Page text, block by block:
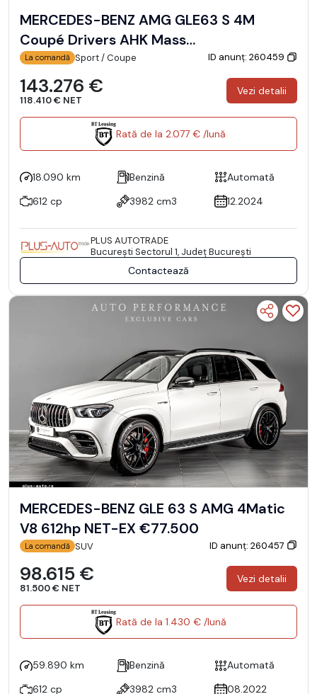
MERCEDES-BENZ AMG GLE63 S 4M
Coupé Drivers AHK Mass…
La comandă Sport / Coupe ID anunț: 260459
143.276 €
118.410 € NET
Vezi detalii
Rată de la 2.077 € /lună
18.090 km Benzină
Automată
612 cp
3982 cm3 12.2024
PLUS AUTOTRADE
Bucureşti Sectorul 1, Județ București
Contactează
MERCEDES-BENZ GLE 63 S AMG 4Matic
V8 612hp NET-EX €77.500
La comandă SUV ID anunț: 260457
98.615 €
81.500 € NET
Vezi detalii
Rată de la 1.430 € /lună
59.890 km Benzină
Automată
612 cp
3982 cm3 08.2022